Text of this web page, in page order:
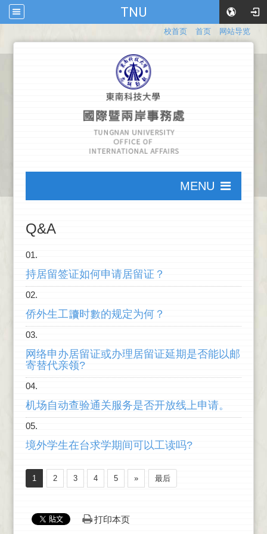
TNU
校首页 首页 网站导览
MENU
Q&A
持居留签证如何申请居留证？
侨外生工讀时數的规定为何？
网络申办居留证或办理居留证延期是否能以邮
寄替代亲领?
机场自动查验通关服务是否开放线上申请。
境外学生在台求学期间可以工读吗?
1 2 3 4 5 » 最后
打印本页